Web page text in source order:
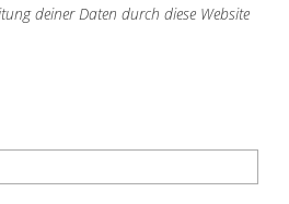
deiner Daten durch diese Website